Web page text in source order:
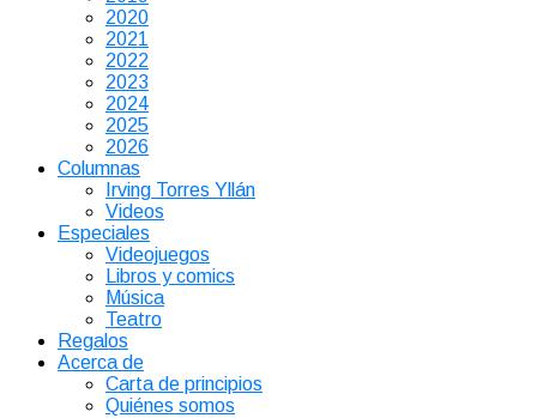
2020
2021
2022
2023
2024
2025
2026
Columnas
Irving Torres Yllán
Videos
Especiales
Videojuegos
Libros y comics
Música
Teatro
Regalos
Acerca de
Carta de principios
Quiénes somos